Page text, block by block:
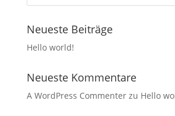
Neueste Beiträge
Hello world!
Neueste Kommentare
A WordPress Commenterzu Hello